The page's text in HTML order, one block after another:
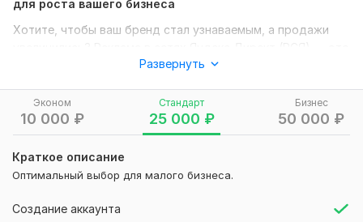
Эконом
10 000 ₽
Стандарт
25 000 ₽
Бизнес
50 000 ₽
Краткое описание
Оптимальный выбор для малого бизнеса.
Создание аккаунта
для роста вашего бизнеса
Хотите, чтобы ваш бренд стал узнаваемым, а продажи
мощный инструмент для привлечения новых клиентов и
Что входит в услугу:
1. Анализ целевой аудитории:
• Определение предпочтений, интересов и потребностей
вашей аудитории.
2. Сбор ключевых запросов:
Развернуть